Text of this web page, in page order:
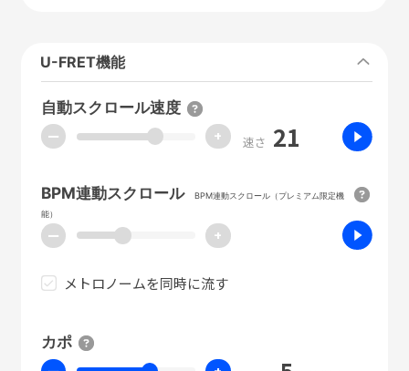
U-FRET機能
自動スクロール速度
ー + 速さ 21
BPM連動スクロール
BPM連動スクロール（プレミアム限定機
能）
ー +
メトロノームを同時に流す
カポ